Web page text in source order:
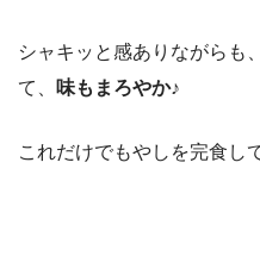
シャキッと感ありながらも
て、 味もまろやか♪
これだけでもやしを完食し